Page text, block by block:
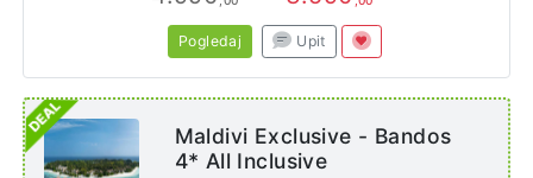
Pogledaj Upit
Maldivi Exclusive - Bandos
4* All Inclusive